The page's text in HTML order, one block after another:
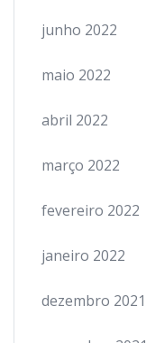
junho 2022
maio 2022
abril 2022
março 2022
fevereiro 2022
janeiro 2022
dezembro 2021